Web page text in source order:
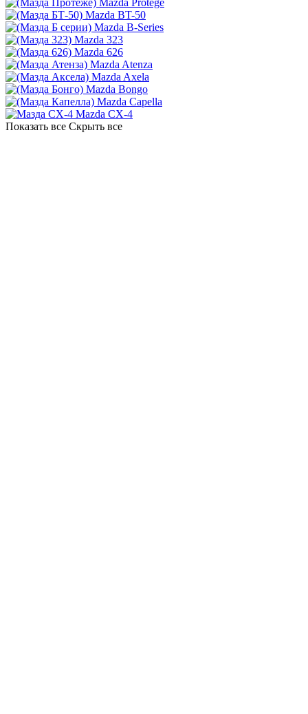
Mazda Protege
Mazda BT-50
Mazda B-Series
Mazda 323
Mazda 626
Mazda Atenza
Mazda Axela
Mazda Bongo
Mazda Capella
Mazda CX-4
Показать все Скрыть все